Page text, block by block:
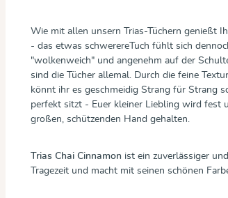
Wie mit allen unsern Trias-Tüchern genießt
- das etwas schwerereTuch fühlt sich
"wolkenweich" und angenehm auf der
sind die Tücher allemal. Durch die feine
könnt ihr es geschmeidig Strang für Strang
perfekt sitzt - Euer kleiner Liebling wird fest
großen, schützenden Hand gehalten.
Trias Chai Cinnamon ist ein zuverlässiger
Tragezeit und macht mit seinen schönen